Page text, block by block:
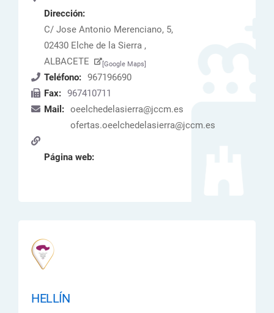
Dirección:
C/ Jose Antonio Merenciano, 5,
02430 Elche de la Sierra ,
ALBACETE
[Google Maps]
Teléfono: 967196690
Fax: 967410711
Mail: oeelchedelasierra@jccm.es
ofertas.oeelchedelasierra@jccm.es
Página web:
HELLÍN